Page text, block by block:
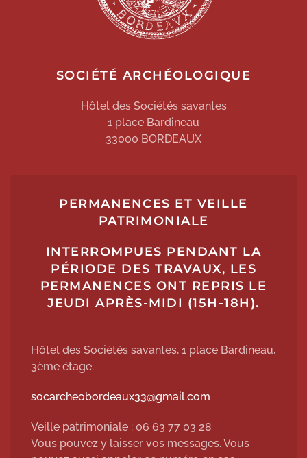
SOCIÉTÉ ARCHÉOLOGIQUE
Hôtel des Sociétés savantes
1 place Bardineau
33000 BORDEAUX
PERMANENCES ET VEILLE
PATRIMONIALE
INTERROMPUES PENDANT LA
PÉRIODE DES TRAVAUX, LES
PERMANENCES ONT REPRIS LE
JEUDI APRÈS-MIDI (15H-18H).
Hôtel des Sociétés savantes, 1 place Bardineau,
3ème étage.
socarcheobordeaux33@gmail.com
Veille patrimoniale : 06 63 77 03 28
Vous pouvez y laisser vos messages. Vous